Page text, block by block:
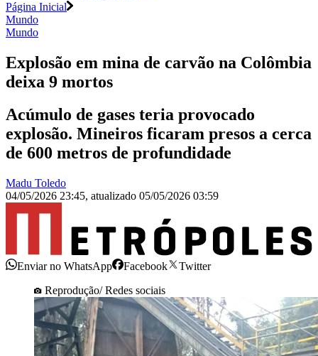
Página Inicial
Mundo
Mundo
Explosão em mina de carvão na Colômbia
deixa 9 mortos
Acúmulo de gases teria provocado
explosão. Mineiros ficaram presos a cerca
de 600 metros de profundidade
Madu Toledo
04/05/2026 23:45, atualizado 05/05/2026 03:59
Enviar no WhatsApp Facebook
Twitter
Reprodução/ Redes sociais